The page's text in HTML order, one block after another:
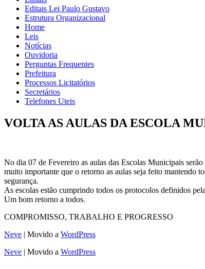
Editais Lei Paulo Gustavo
Estrutura Organizacional
Home
Leis
Notícias
Ouvidoria
Perguntas Frequentes
Prefeitura
Processos Licitatórios
Secretários
Telefones Uteis
VOLTA AS AULAS DA ESCOLA
No dia 07 de Fevereiro as aulas das Escolas Municipais
muito importante que o retorno as aulas seja feito mantendo
segurança.
As escolas estão cumprindo todos os protocolos definidos
Um bom retorno a todos.
COMPROMISSO, TRABALHO E PROGRESSO
Neve | Movido a WordPress
Neve | Movido a WordPress